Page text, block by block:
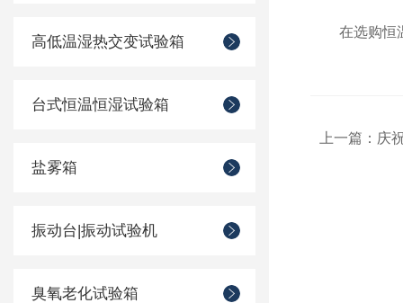
高低温湿热交变试验箱
台式恒温恒湿试验箱
盐雾箱
振动台|振动试验机
臭氧老化试验箱
在选购恒温
上一篇： 庆